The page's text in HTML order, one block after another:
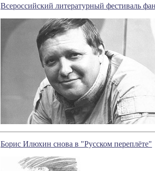
Всероссийский литературный фестиваль
Борис Илюхин снова в "Русском переплёте"